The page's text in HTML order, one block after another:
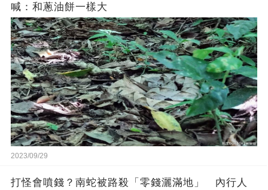
喊：和蔥油餅一樣大
2023/09/29
打怪會噴錢？南蛇被路殺「零錢灑滿地」 內行人